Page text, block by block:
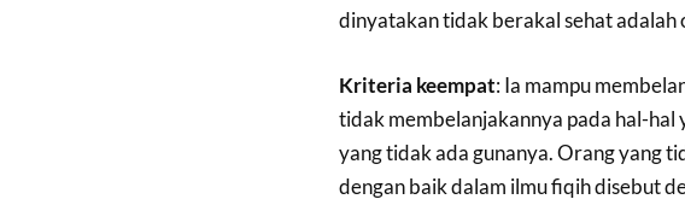
dinyatakan tidak berakal sehat adalah
Kriteria keempat: Ia mampu
tidak membelanjakannya pada hal-hal
yang tidak ada gunanya. Orang yang
dengan baik dalam ilmu fiqih disebut